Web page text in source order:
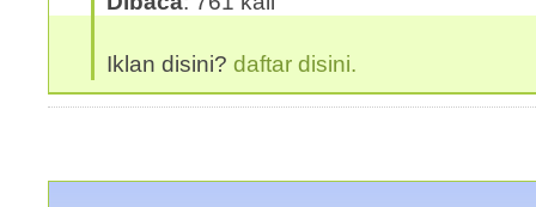
Iklan disini? daftar disini.